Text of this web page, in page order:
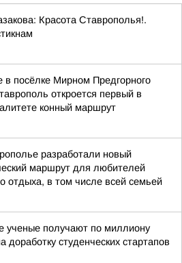
Красота Ставрополья!.
в посёлке Мирном Предгорного
откроется первый в
конный маршрут
разработали новый
маршрут для любителей
отдыха, в том числе всей семьей
ученые получают по миллиону
доработку студенческих стартапов